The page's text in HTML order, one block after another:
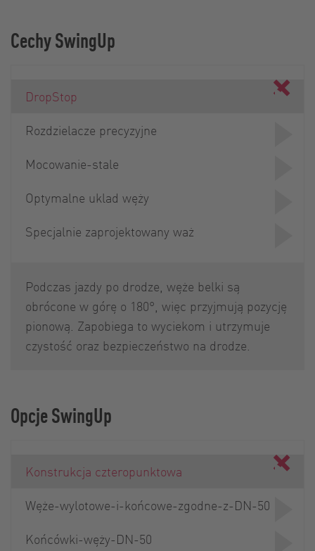
Cechy SwingUp
DropStop
Rozdzielacze precyzyjne
Mocowanie-stale
Optymalne uklad węży
Specjalnie zaprojektowany waż
Podczas jazdy po drodze, węże belki są
obrócone w górę o 180°, więc przyjmują pozycję
pionową. Zapobiega to wyciekom i utrzymuje
czystość oraz bezpieczeństwo na drodze.
Opcje SwingUp
Konstrukcja czteropunktowa
Węże-wylotowe-i-końcowe-zgodne-z-DN-50
Końcówki-węży-DN-50